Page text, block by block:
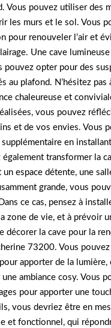
Vous pouvez utiliser des
les murs et le sol. Vous
pour renouveler l’air et
Une cave
pouvez opter pour des
au plafond. N’hésitez
chaleureuse et
vous pouvez
et de vos envies. Vous
en
également transformer la
espace détente, une
grande, vous
ce cas, pensez à
zone de vie, et à prévoir
décorer la cave pour la
73200. Vous
apporter de la
ambiance cosy. Vous
pour apporter une
vous devriez être en
et fonctionnel, qui